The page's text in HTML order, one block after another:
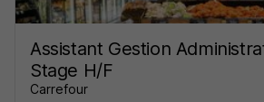
Assistant Gestion
Stage H/F
Carrefour